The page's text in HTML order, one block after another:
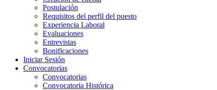
Postulación
Requisitos del perfil del puesto
Experiencia Laboral
Evaluaciones
Entrevistas
Bonificaciones
Iniciar Sesión
Convocatorias
Convocatorias
Convocatoria Histórica